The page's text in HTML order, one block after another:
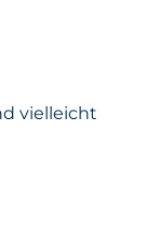
vielleicht